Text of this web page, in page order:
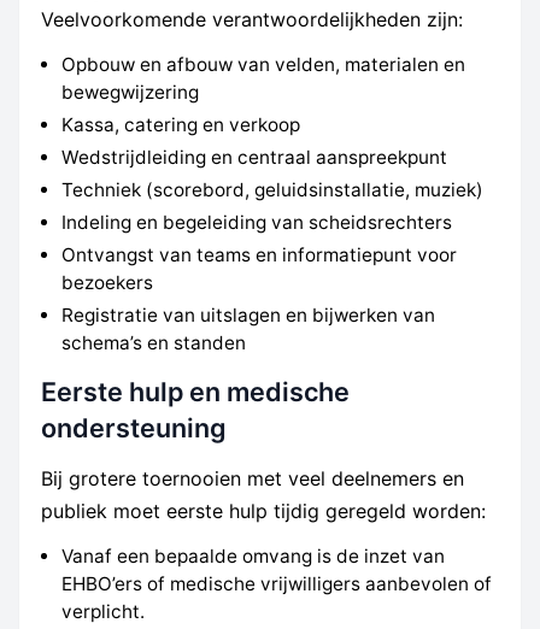
Veelvoorkomende verantwoordelijkheden zijn:
Opbouw en afbouw van velden, materialen en
bewegwijzering
Kassa, catering en verkoop
Wedstrijdleiding en centraal aanspreekpunt
Techniek (scorebord, geluidsinstallatie, muziek)
Indeling en begeleiding van scheidsrechters
Ontvangst van teams en informatiepunt voor
bezoekers
Registratie van uitslagen en bijwerken van
schema’s en standen
Eerste hulp en medische
ondersteuning
Bij grotere toernooien met veel deelnemers en
publiek moet eerste hulp tijdig geregeld worden:
Vanaf een bepaalde omvang is de inzet van
EHBO’ers of medische vrijwilligers aanbevolen of
verplicht.